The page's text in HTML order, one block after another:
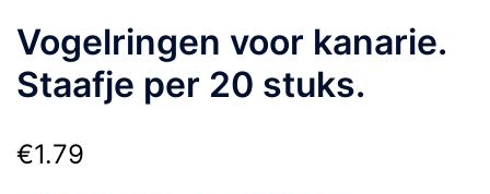
Vogelringen voor kanarie.
Staafje per 20 stuks.
€1.79